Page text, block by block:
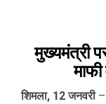
मुख्यमंत्री
शिमला, 12 जनवरी–